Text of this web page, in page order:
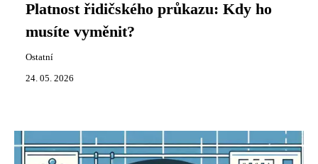
Platnost řidičského průkazu: Kdy ho
musíte vyměnit?
Ostatní
24. 05. 2026